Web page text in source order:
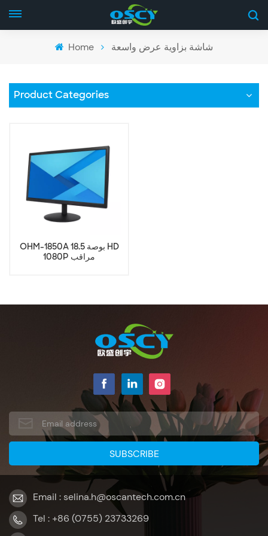
Home شاشة بزاوية عرض واسعة
Product Categories
OHM-1850A 18.5 بوصة HD
1080P مراقب
Email : selina.h@oscantech.com.cn
Tel : +86 (0755) 23733269